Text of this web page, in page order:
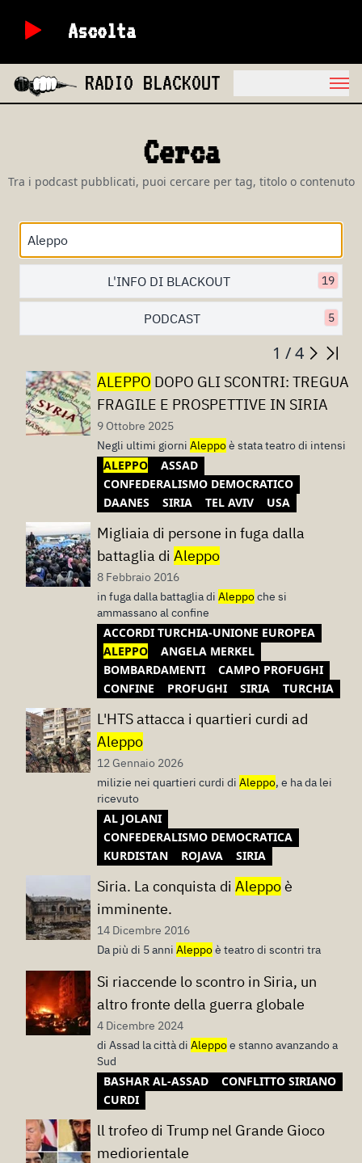
Ascolta
RADIO BLACKOUT
Cerca
Tra i podcast pubblicati, puoi cercare per tag, titolo o contenuto
L'INFO DI BLACKOUT 19
PODCAST 5
1 / 4
ALEPPO DOPO GLI SCONTRI: TREGUA
FRAGILE E PROSPETTIVE IN SIRIA
9 Ottobre 2025
Negli ultimi giorni Aleppoè stata teatro di intensi
ALEPPO
ASSAD
CONFEDERALISMO DEMOCRATICO
DAANES
SIRIA TEL AVIV USA
Migliaia di persone in fuga dalla
battaglia di Aleppo
8 Febbraio 2016
in fuga dalla battaglia di Aleppoche si
ammassano al confine
ACCORDI TURCHIA-UNIONE EUROPEA
ALEPPO
ANGELA MERKEL
BOMBARDAMENTI
CAMPO PROFUGHI
CONFINE
PROFUGHI SIRIA TURCHIA
L'HTS attacca i quartieri curdi ad
Aleppo
12 Gennaio 2026
milizie nei quartieri curdi di Aleppo, e ha da lei
ricevuto
AL JOLANI
CONFEDERALISMO DEMOCRATICA
KURDISTAN
ROJAVA SIRIA
Siria. La conquista di Aleppoè
imminente.
14 Dicembre 2016
Da più di 5 anni Aleppoè teatro di scontri tra
Si riaccende lo scontro in Siria, un
altro fronte della guerra globale
4 Dicembre 2024
di Assad la città di Aleppoe stanno avanzando a
Sud
BASHAR AL-ASSAD
CONFLITTO SIRIANO
CURDI
ll trofeo di Trump nel Grande Gioco
mediorientale